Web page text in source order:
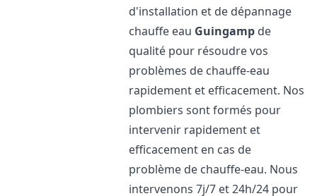
d'installation et de dépannage
chauffe eau Guingamp de
qualité pour résoudre vos
problèmes de chauffe-eau
rapidement et efficacement. Nos
plombiers sont formés pour
intervenir rapidement et
efficacement en cas de
problème de chauffe-eau. Nous
intervenons 7j/7 et 24h/24 pour